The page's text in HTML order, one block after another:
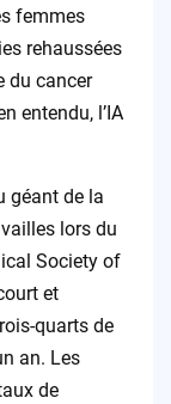
femmes
rehaussées
du cancer
entendu, l’IA
géant de la
lors du
Society of
et
quarts de
an. Les
de